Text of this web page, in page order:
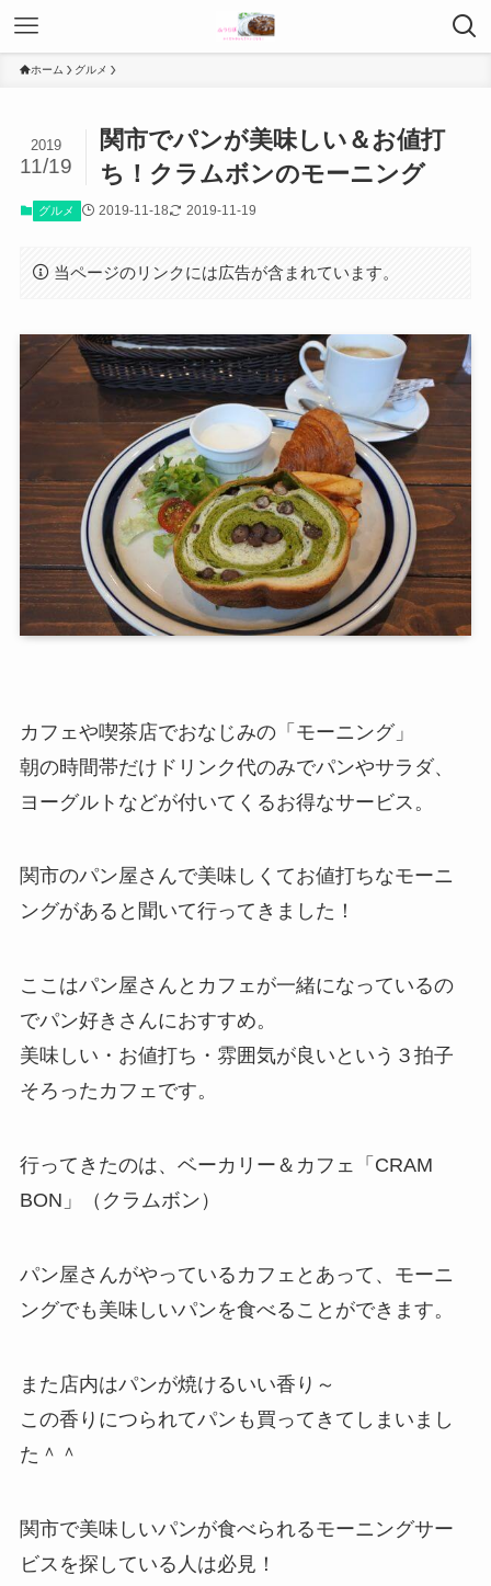
ホーム グルメ
関市でパンが美味しい＆お値打
ち！クラムボンのモーニング
2019
11/19
グルメ 2019-11-18 2019-11-19
当ページのリンクには広告が含まれています。
カフェや喫茶店でおなじみの「モーニング」
朝の時間帯だけドリンク代のみでパンやサラダ、
ヨーグルトなどが付いてくるお得なサービス。
関市のパン屋さんで美味しくてお値打ちなモーニ
ングがあると聞いて行ってきました！
ここはパン屋さんとカフェが一緒になっているの
でパン好きさんにおすすめ。
美味しい・お値打ち・雰囲気が良いという３拍子
そろったカフェです。
行ってきたのは、 ベーカリー＆カフェ「CRAM
BON」（クラムボン）
パン屋さんがやっているカフェとあって、モーニ
ングでも美味しいパンを食べることができます。
また店内はパンが焼けるいい香り～
この香りにつられてパンも買ってきてしまいまし
た＾＾
関市で美味しいパンが食べられるモーニングサー
ビスを探している人は必見！